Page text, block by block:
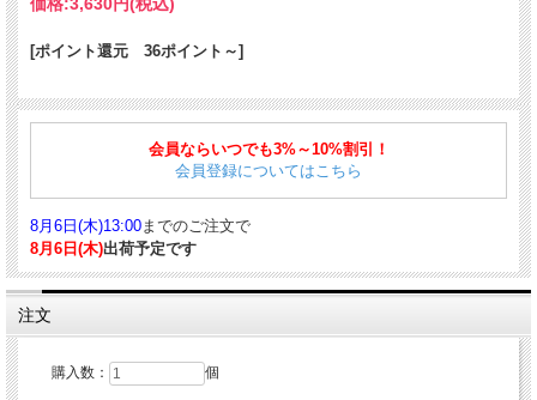
Lamyの人気商品である「LAMY safari」シリーズに、めらかな書き味の油性ボール
INSIDE」が、新登場しました！サファリを象徴する機能的な金属クリップ、軽く
て丈夫な樹脂製ボディ、人間工学に基づいたグリップ形状。替芯の初期搭載は、
■商品詳細
サイズ：約137.6mm
軸径：約10.4mm
ボディ素材：樹脂
[ポイント還元 36ポイント～]
会員ならいつでも3%～10%割引！
会員登録についてはこちら
8月6日(木)13:00 までのご注文で
8月6日(木)出荷予定です
注文
購入数： 個